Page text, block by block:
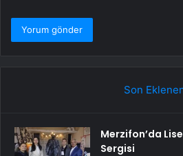
Son
Merzifon’da
Sergisi